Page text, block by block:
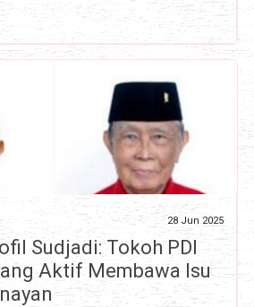
28 Jun 2025
Sudjadi: Tokoh PDI
Aktif Membawa Isu